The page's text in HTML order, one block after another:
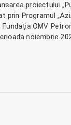
proiectului
prin Programul
Fundația OMV
noiembrie